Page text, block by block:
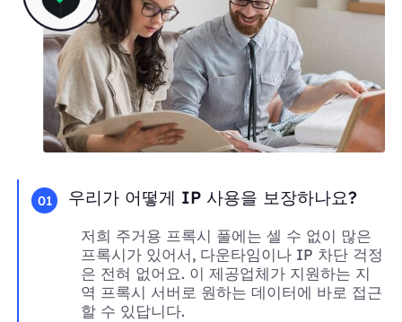
01 우리가 어떻게 IP 사용을 보장하나요?
저희 주거용 프록시 풀에는 셀 수 없이 많은
프록시가 있어서, 다운타임이나 IP 차단 걱정
은 전혀 없어요. 이 제공업체가 지원하는 지
역 프록시 서버로 원하는 데이터에 바로 접근
할 수 있답니다.